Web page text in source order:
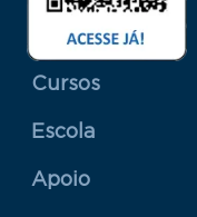
Menu Rodapé 1
Cursos
Escola
Rodapé 2
Apoio